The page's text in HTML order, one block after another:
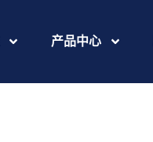
产品中心